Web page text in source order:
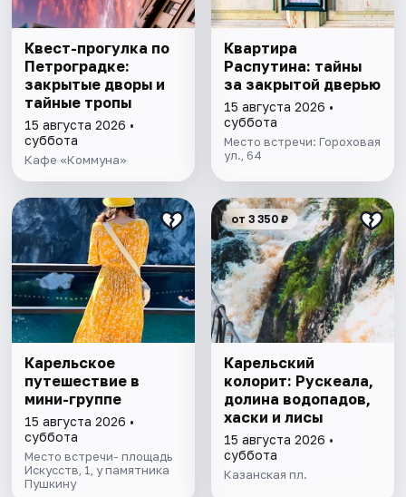
Квест-прогулка по
Петроградке:
закрытые дворы и
тайные тропы
15 августа 2026 •
суббота
Кафе «Коммуна»
Квартира
Распутина: тайны
за закрытой дверью
15 августа 2026 •
суббота
Место встречи: Гороховая
ул., 64
Карельское
путешествие в
мини-группе
15 августа 2026 •
суббота
Место встречи- площадь
Искусств, 1, у памятника
Пушкину
от 3 350 ₽
Карельский
колорит: Рускеала,
долина водопадов,
хаски и лисы
15 августа 2026 •
суббота
Казанская пл.